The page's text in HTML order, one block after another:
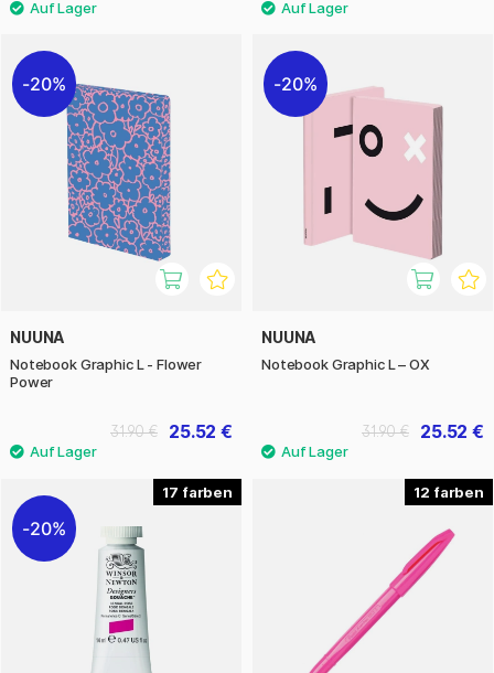
20%
NUUNA
Notebook Graphic L - Flower
Power
25.52 €
31.90 €
20%
NUUNA
Notebook Graphic L – OX
25.52 €
31.90 €
17
20%
12